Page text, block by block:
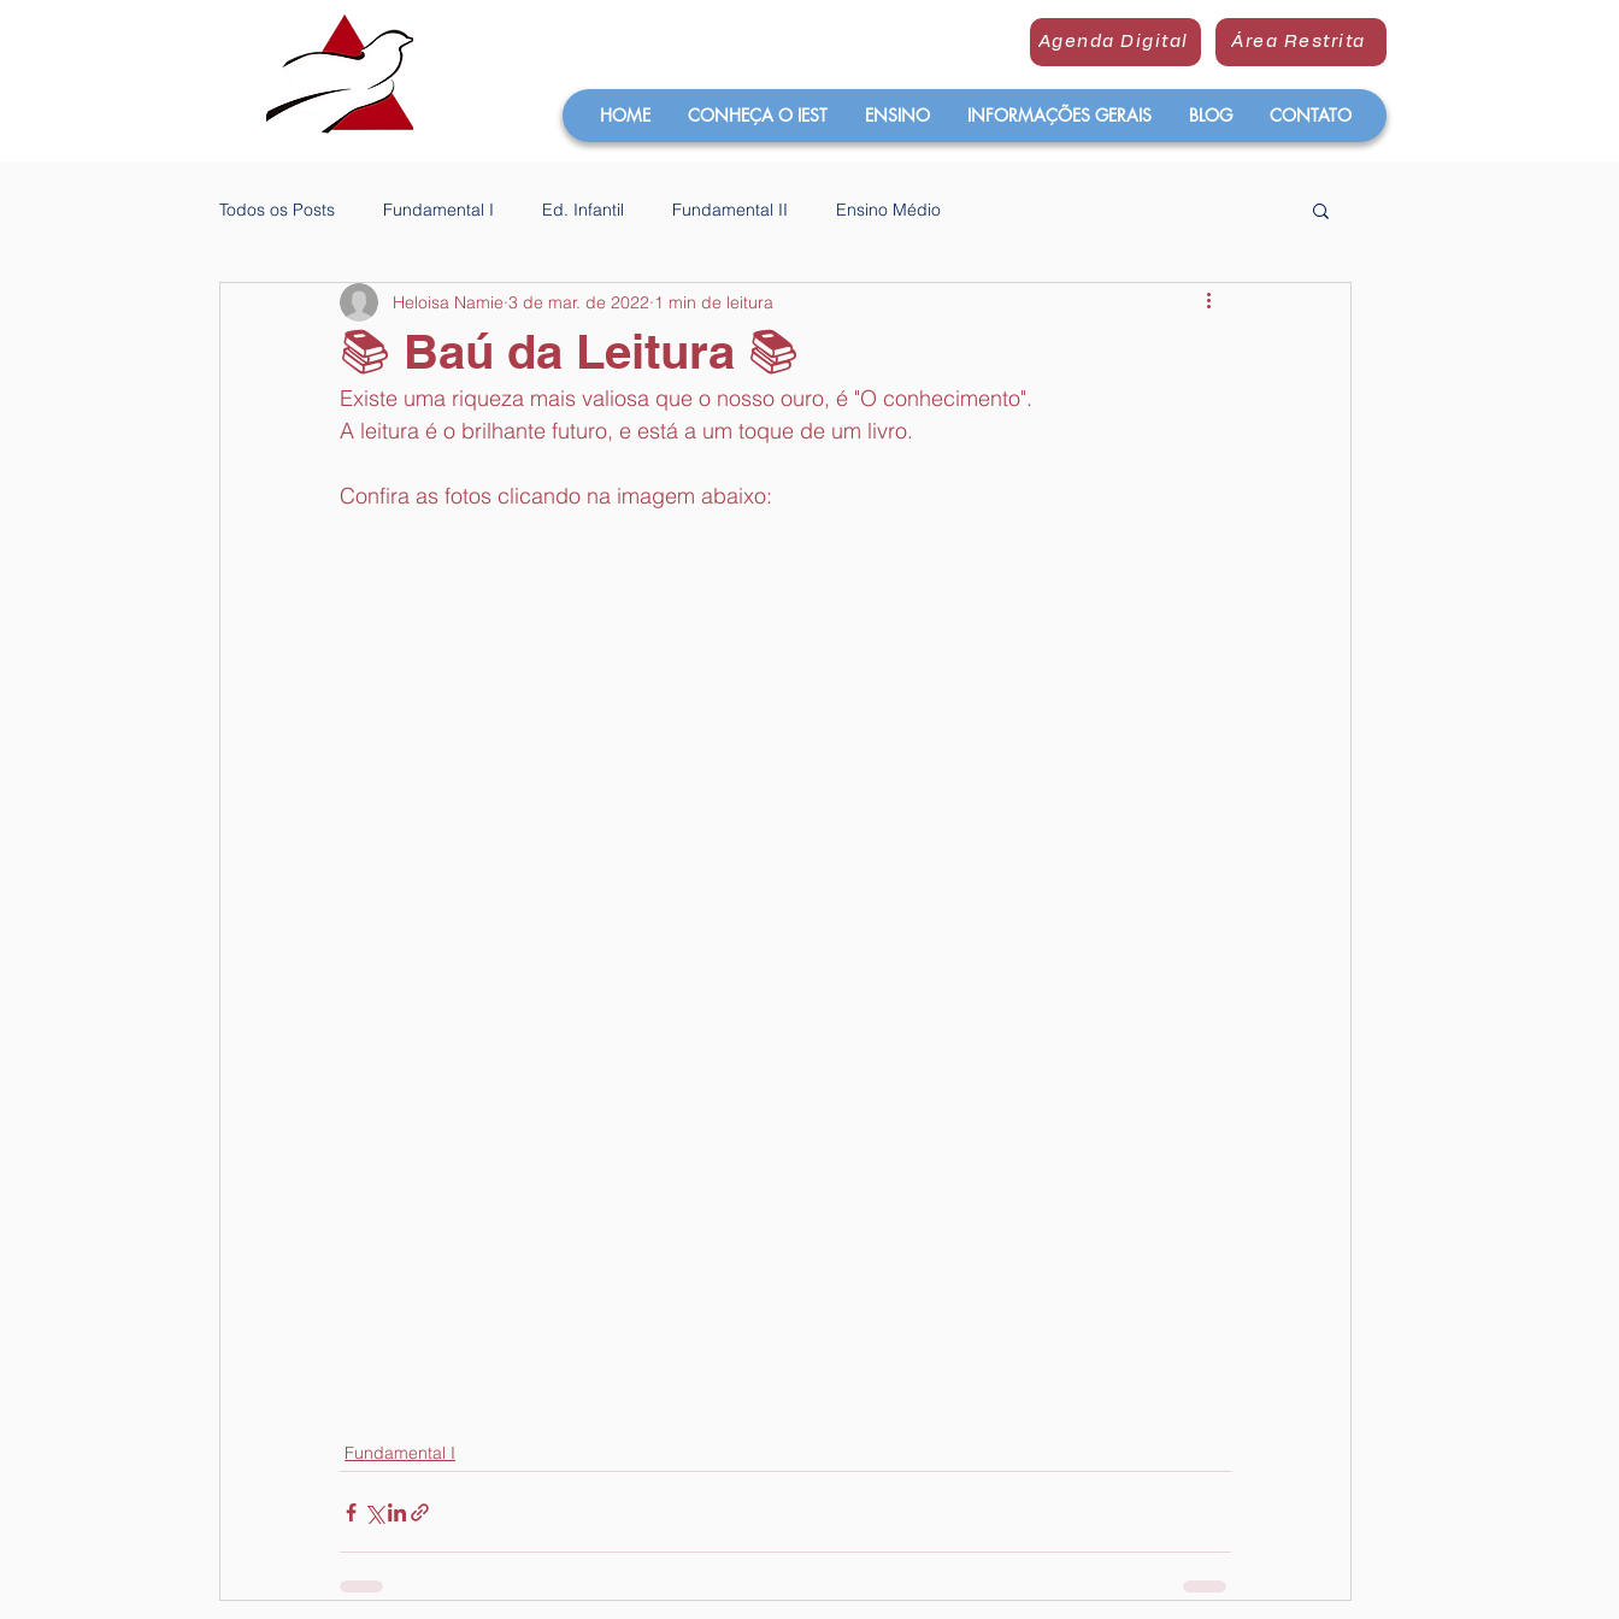
Agenda Digital Área Restrita
HOME CONHEÇA O IEST ENSINO INFORMAÇÕES GERAIS BLOG CONTATO
Todos os Posts Fundamental I Ed. Infantil Fundamental II Ensino Médio
📚 Baú da Leitura 📚
Heloisa Namie 3 de mar. de 2022 1 min de leitura
Existe uma riqueza mais valiosa que o nosso ouro, é "O conhecimento".
A leitura é o brilhante futuro, e está a um toque de um livro.
Confira as fotos clicando na imagem abaixo:
Fundamental I